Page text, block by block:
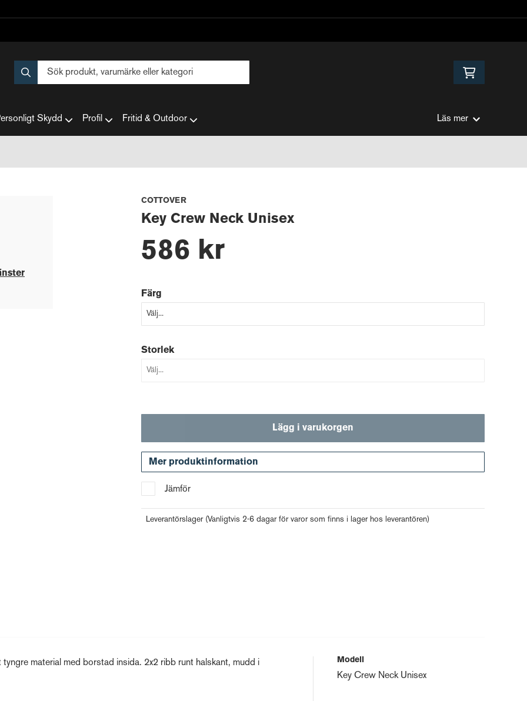
Skydd Profil Fritid & Outdoor Läs mer
COTTOVER
Key Crew Neck Unisex
586 kr
Färg
Storlek
Lägg i varukorgen
Mer produktinformation
Jämför
Leverantörslager (Vanligtvis 2-6 dagar för varor som finns i lager hos leverantören)
material med borstad insida. 2x2 ribb runt halskant, mudd i
Modell
Key Crew Neck Unisex